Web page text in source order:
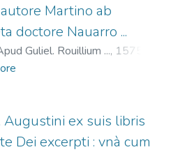
Martino ab
doctore Nauarro ...
Guliel. Rouillium ..., 1575
Martín de, 1492?-1586
Augustini ex suis libris
Dei excerpti : vnà cum